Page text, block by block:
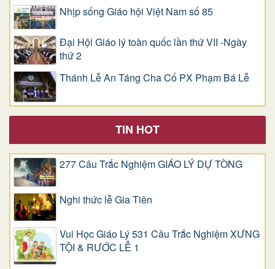
Nhịp sống Giáo hội Việt Nam số 85
Đại Hội Giáo lý toàn quốc lần thứ VII -Ngày
thứ 2
Thánh Lễ An Táng Cha Cố PX Phạm Bá Lễ
TIN HOT
277 Câu Trắc Nghiệm GIÁO LÝ DỰ TÒNG
Nghi thức lễ Gia Tiên
Vui Học Giáo Lý 531 Câu Trắc Nghiệm XƯNG
TỘI & RƯỚC LỄ 1